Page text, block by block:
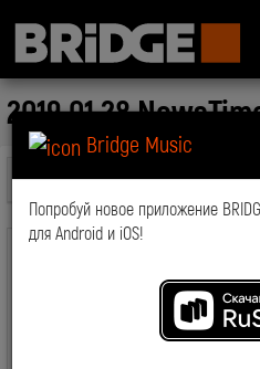
Bridge Music
Попробуй новое приложение
для Android и iOS!
2019.01.28
Все передачи